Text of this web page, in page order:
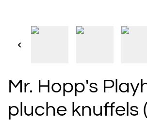
Mr. Hopp's
pluche knuffels